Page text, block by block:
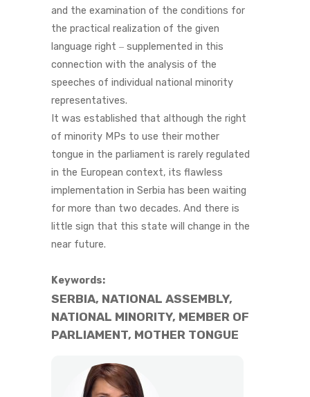
and the examination of the conditions for
the practical realization of the given
language right ‒ supplemented in this
connection with the analysis of the
speeches of individual national minority
representatives.
It was established that although the right
of minority MPs to use their mother
tongue in the parliament is rarely regulated
in the European context, its flawless
implementation in Serbia has been waiting
for more than two decades. And there is
little sign that this state will change in the
near future.
Keywords:
SERBIA, NATIONAL ASSEMBLY,
NATIONAL MINORITY, MEMBER OF
PARLIAMENT, MOTHER TONGUE